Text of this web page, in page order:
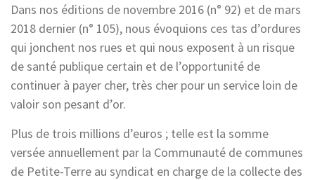
Dans nos éditions de novembre 2016 (n° 92) et de mars
2018 dernier (n° 105), nous évoquions ces tas d’ordures
qui jonchent nos rues et qui nous exposent à un risque
de santé publique certain et de l’opportunité de
continuer à payer cher, très cher pour un service loin de
valoir son pesant d’or.
Plus de trois millions d’euros ; telle est la somme
versée annuellement par la Communauté de communes
de Petite-Terre au syndicat en charge de la collecte des